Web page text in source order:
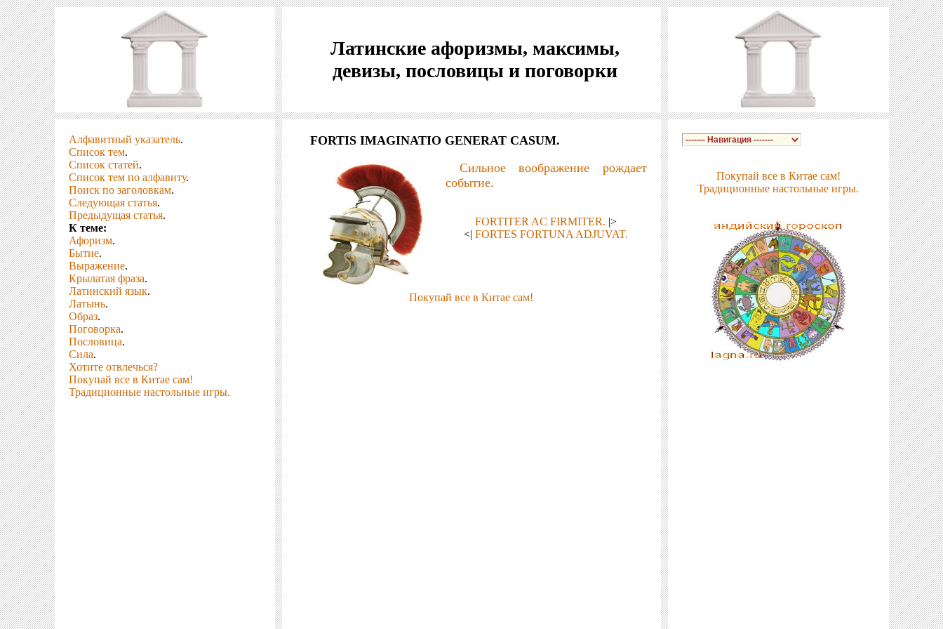
Латинские афоризмы, максимы,
девизы, пословицы и поговорки
Алфавитный указатель.
Список тем.
Список статей.
Список тем по алфавиту.
Поиск по заголовкам.
Следующая статья.
Предыдущая статья.
К теме:
Афоризм.
Бытие.
Выражение.
Крылатая фраза.
Латинский язык.
Латынь.
Образ.
Поговорка.
Пословица.
Сила.
Хотите отвлечься?
Покупай все в Китае сам!
Традиционные настольные игры.
FORTIS IMAGINATIO GENERAT CASUM.
Сильное воображение рождает
событие.
FORTITER AC FIRMITER. |>
<| FORTES FORTUNA ADJUVAT.
Покупай все в Китае сам!
Покупай все в Китае сам!
Традиционные настольные игры.